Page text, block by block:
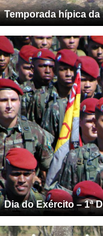
Temporada hípica da
Dia do Exército – 1ª